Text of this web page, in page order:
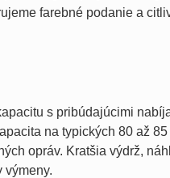
farebné podanie a
s pribúdajúcimi
na typických 80 až
opráv. Kratšia výdrž,
výmeny.